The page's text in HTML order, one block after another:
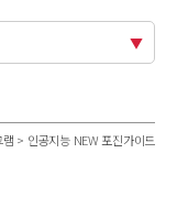
> 인공지능 NEW 포진가이드